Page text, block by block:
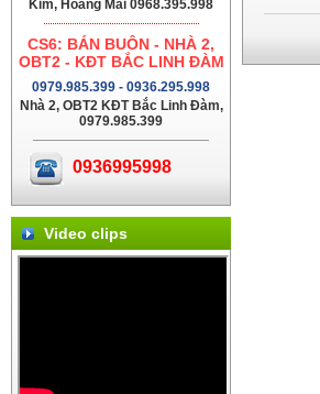
Kim, Hoàng Mai 0968.395.998
CS6: BÁN BUÔN - NHÀ 2,
OBT2 - KĐT BẮC LINH ĐÀM
0979.985.399 - 0936.295.998
Nhà 2, OBT2 KĐT Bắc Linh Đàm,
0979.985.399
0936995998
Video clips